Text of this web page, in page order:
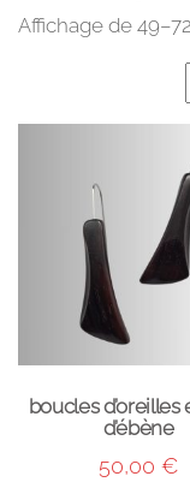
Affichage de
boucles d’oreilles
d’ébène
50,00 €